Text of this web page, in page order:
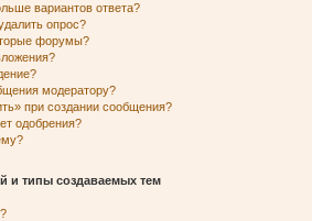
вариантов ответа?
опрос?
форумы?
модератору?
при создании сообщения?
одобрения?
и типы создаваемых тем